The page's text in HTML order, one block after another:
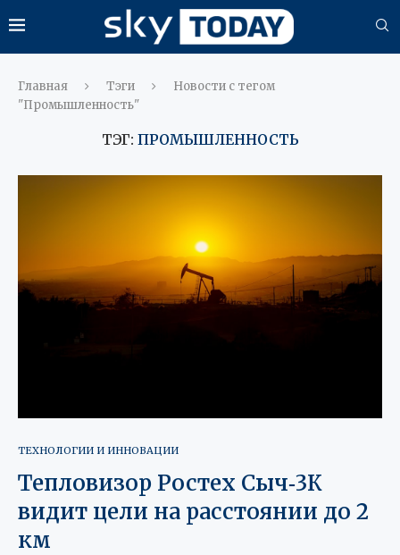
Главная Тэги
Новости с тегом
"Промышленность"
ТЭГ: ПРОМЫШЛЕННОСТЬ
ТЕХНОЛОГИИ И ИННОВАЦИИ
Тепловизор Ростех Сыч‑3К
видит цели на расстоянии до 2
км